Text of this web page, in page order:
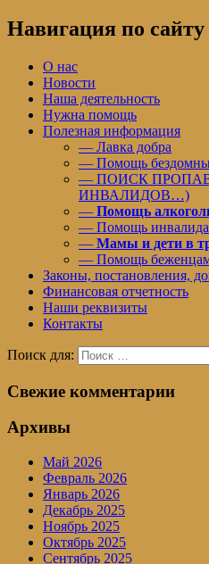
Навигация по сайту
О нас
Новости
Наша деятельность
Нужна помощь
Полезная информация
— Лавка добра
— Помощь
— ПОИСК
ИНВАЛИДОВ…)
— Помощь
— Помощь
— Мамы и дети в
— Помощь
Законы, постановления,
Финансовая отчетность
Наши реквизиты
Контакты
Поиск для:
Свежие комментарии
Архивы
Май 2026
Февраль 2026
Январь 2026
Декабрь 2025
Ноябрь 2025
Октябрь 2025
Сентябрь 2025